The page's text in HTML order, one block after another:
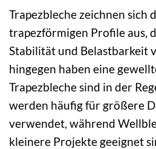
Trapezbleche zeichnen sich
trapezförmigen Profile aus,
Stabilität und Belastbarkeit
hingegen haben eine
Trapezbleche sind in der
werden häufig für größere
verwendet, während
kleinere Projekte geeignet